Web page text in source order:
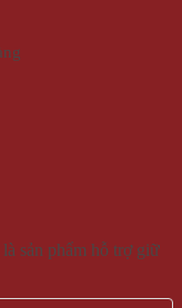
là sản phẩm hỗ trợ giữ